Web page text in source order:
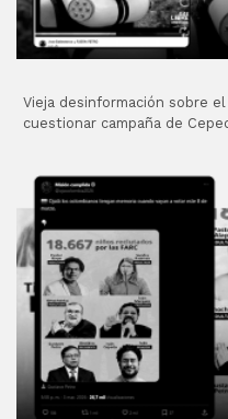
Vieja desinformación sobre
cuestionar campaña de